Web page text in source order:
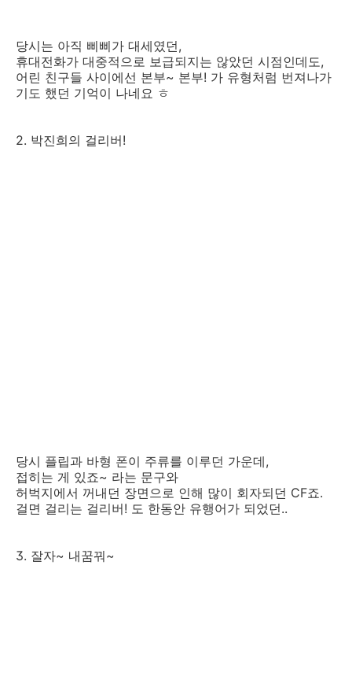
당시는 아직 삐삐가 대세였던,
휴대전화가 대중적으로 보급되지는 않았던 시점인데도,
어린 친구들 사이에선 본부~ 본부! 가 유형처럼 번져나가
기도 했던 기억이 나네요 ㅎ
2. 박진희의 걸리버!
당시 플립과 바형 폰이 주류를 이루던 가운데,
접히는 게 있죠~ 라는 문구와
허벅지에서 꺼내던 장면으로 인해 많이 회자되던 CF죠.
걸면 걸리는 걸리버! 도 한동안 유행어가 되었던..
3. 잘자~ 내꿈꿔~